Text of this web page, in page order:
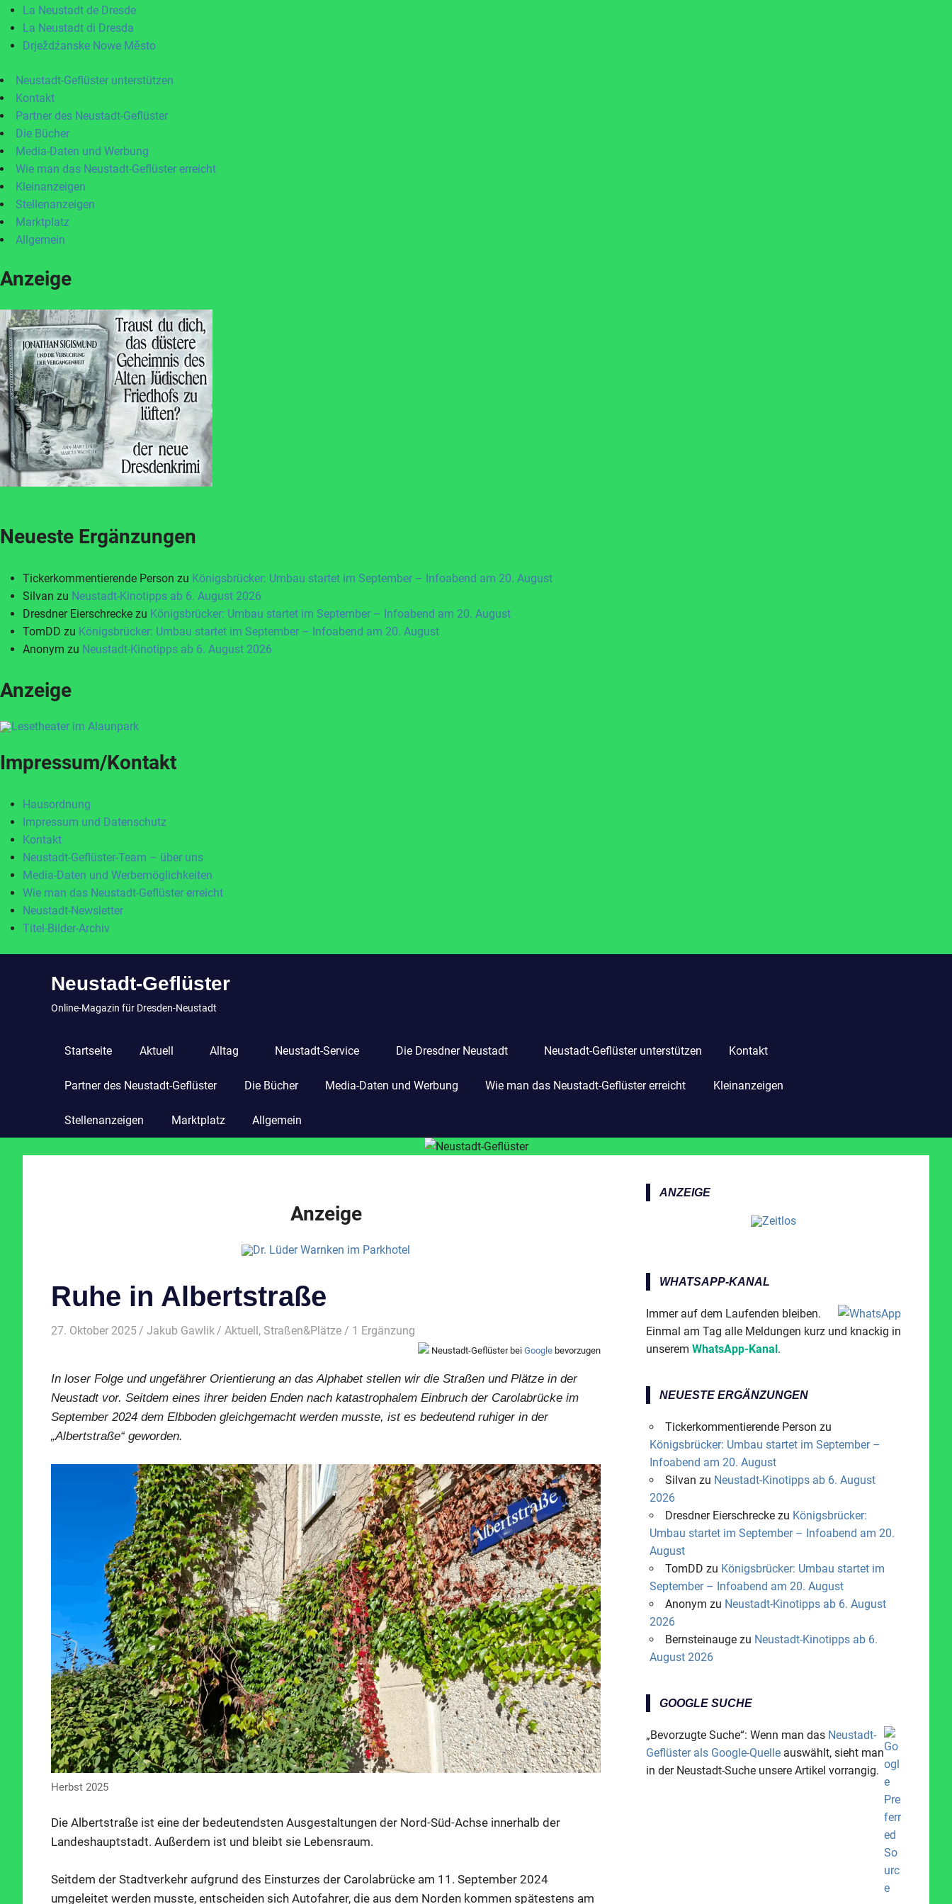
La Neustadt de Dresde
La Neustadt di Dresda
Drježdźanske Nowe Město
Neustadt-Geflüster unterstützen
Kontakt
Partner des Neustadt-Geflüster
Die Bücher
Media-Daten und Werbung
Wie man das Neustadt-Geflüster erreicht
Kleinanzeigen
Stellenanzeigen
Marktplatz
Allgemein
Anzeige
Neueste Ergänzungen
Tickerkommentierende Person zu Königsbrücker: Umbau startet im September – Infoabend am 20. August
Silvan zu Neustadt-Kinotipps ab 6. August 2026
Dresdner Eierschrecke zu Königsbrücker: Umbau startet im September – Infoabend am 20. August
TomDD zu Königsbrücker: Umbau startet im September – Infoabend am 20. August
Anonym zu Neustadt-Kinotipps ab 6. August 2026
Anzeige
Impressum/Kontakt
Hausordnung
Impressum und Datenschutz
Kontakt
Neustadt-Geflüster-Team – über uns
Media-Daten und Werbemöglichkeiten
Wie man das Neustadt-Geflüster erreicht
Neustadt-Newsletter
Titel-Bilder-Archiv
Neustadt-Geflüster
Online-Magazin für Dresden-Neustadt
Startseite Aktuell Alltag Neustadt-Service Die Dresdner Neustadt Neustadt-Geflüster unterstützen Kontakt
Partner des Neustadt-Geflüster Die Bücher Media-Daten und Werbung Wie man das Neustadt-Geflüster erreicht Kleinanzeigen
Stellenanzeigen Marktplatz Allgemein
Anzeige
Ruhe in Albertstraße
27. Oktober 2025 Jakub Gawlik Aktuell, Straßen&Plätze / 1 Ergänzung
Neustadt-Geflüster bei Google bevorzugen
In loser Folge und ungefährer Orientierung an das Alphabet stellen wir die Straßen und Plätze in der
Neustadt vor. Seitdem eines ihrer beiden Enden nach katastrophalem Einbruch der Carolabrücke im
September 2024 dem Elbboden gleichgemacht werden musste, ist es bedeutend ruhiger in der
„Albertstraße“ geworden.
Herbst 2025
Die Albertstraße ist eine der bedeutendsten Ausgestaltungen der Nord-Süd-Achse innerhalb der
Landeshauptstadt. Außerdem ist und bleibt sie Lebensraum.
Seitdem der Stadtverkehr aufgrund des Einsturzes der Carolabrücke am 11. September 2024
umgeleitet werden musste, entscheiden sich Autofahrer, die aus dem Norden kommen spätestens am
ANZEIGE
WHATSAPP-KANAL
Immer auf dem Laufenden bleiben.
Einmal am Tag alle Meldungen kurz und knackig in
unserem WhatsApp-Kanal.
NEUESTE ERGÄNZUNGEN
Tickerkommentierende Person zu
Königsbrücker: Umbau startet im September –
Infoabend am 20. August
Silvan zu Neustadt-Kinotipps ab 6. August
2026
Dresdner Eierschreckezu Königsbrücker:
Umbau startet im September – Infoabend am 20.
August
TomDD zu Königsbrücker: Umbau startet im
September – Infoabend am 20. August
Anonym zu Neustadt-Kinotipps ab 6. August
2026
Bernsteinaugezu Neustadt-Kinotipps ab 6.
August 2026
GOOGLE SUCHE
„Bevorzugte Suche“: Wenn man das Neustadt-
Geflüster als Google-Quelle auswählt, sieht man
in der Neustadt-Suche unsere Artikel vorrangig.